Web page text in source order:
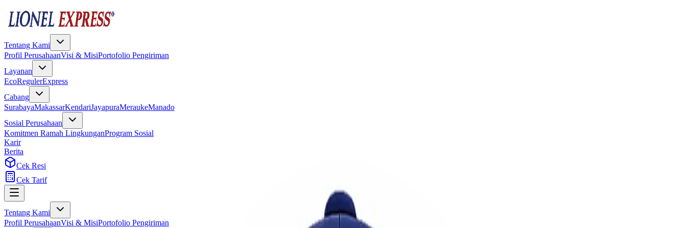
Tentang Kami
Profil PerusahaanVisi & MisiPortofolio Pengiriman
Layanan
EcoRegulerExpress
Cabang
SurabayaMakassarKendariJayapuraMeraukeManado
Sosial Perusahaan
Komitmen Ramah LingkunganProgram Sosial
Karir
Berita
Cek Resi
Cek Tarif
Tentang Kami
Profil PerusahaanVisi & MisiPortofolio Pengiriman